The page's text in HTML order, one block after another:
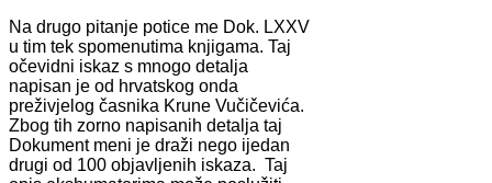
Na drugo pitanje potice me Dok. LXXV
u tim tek spomenutima knjigama. Taj
očevidni iskaz s mnogo detalja
napisan je od hrvatskog onda
preživjelog časnika Krune Vučičevića.
Zbog tih zorno napisanih detalja taj
Dokument meni je draži nego ijedan
drugi od 100 objavljenih iskaza. Taj